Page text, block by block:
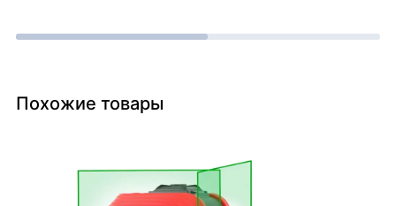
Похожие товары